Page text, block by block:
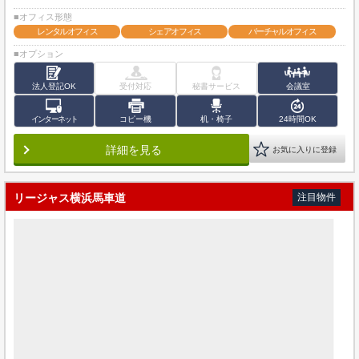
■オフィス形態
レンタルオフィス
シェアオフィス バーチャルオフィス
■オプション
法人登記OK 受付対応 秘書サービス 会議室
インターネット コピー機 机・椅子 24時間OK
詳細を見る お気に入りに登録
リージャス横浜馬車道 注目物件